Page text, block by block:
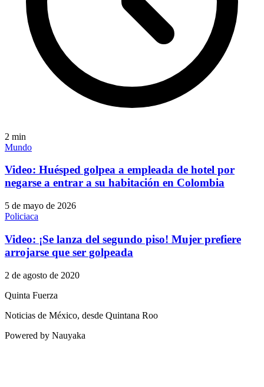
2 min
Mundo
Video: Huésped golpea a empleada de hotel por
negarse a entrar a su habitación en Colombia
5 de mayo de 2026
Policiaca
Video: ¡Se lanza del segundo piso! Mujer prefiere
arrojarse que ser golpeada
2 de agosto de 2020
Quinta Fuerza
Noticias de México, desde Quintana Roo
Powered by Nauyaka